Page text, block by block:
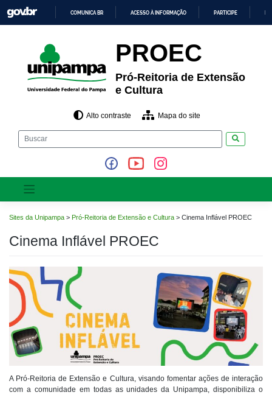
para
o
CONTEÚDO
COMUNICA BR ACESSO À INFORMAÇÃO PARTICIPE
PROEC
Pró-Reitoria de Extensão
e Cultura
Alto contraste Mapa do site
Sites da Unipampa > Pró-Reitoria de Extensão e Cultura > Cinema Inflável PROEC
Cinema Inflável PROEC
A Pró-Reitoria de Extensão e Cultura, visando fomentar ações de interação
com a comunidade em todas as unidades da Unipampa, disponibiliza o